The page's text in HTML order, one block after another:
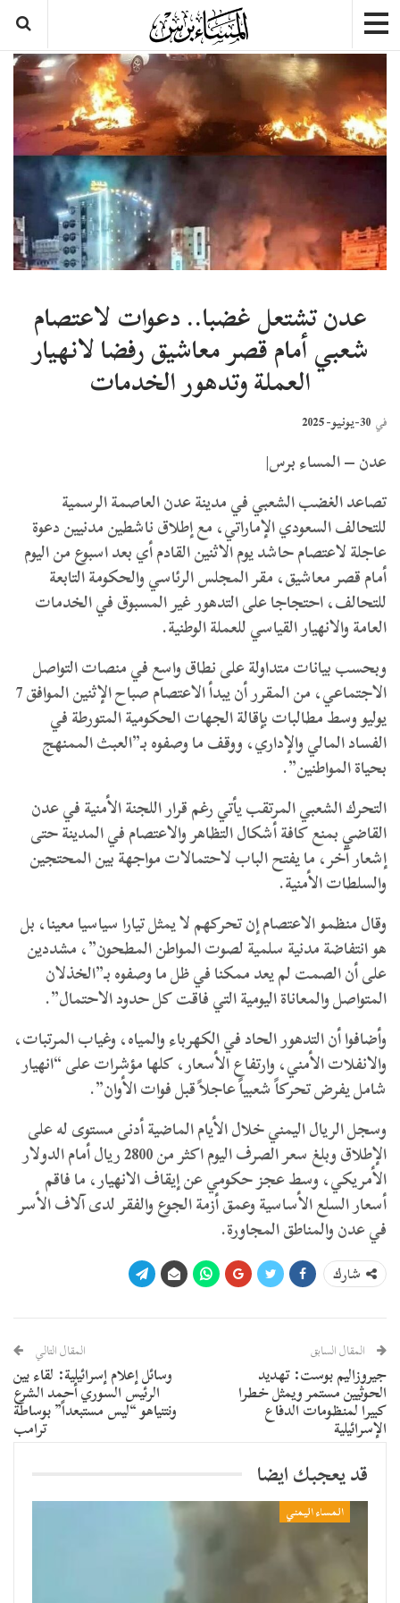
عدن تشتعل غضبا.. دعوات لاعتصام
شعبي أمام قصر معاشيق رفضا لانهيار
العملة وتدهور الخدمات
في 30-يونيو- 2025
عدن – المساء برس|
تصاعد الغضب الشعبي في مدينة عدن العاصمة الرسمية
للتحالف السعودي الإماراتي، مع إطلاق ناشطين مدنيين دعوة
عاجلة لاعتصام حاشد يوم الاثنين القادم أي بعد اسبوع من اليوم
أمام قصر معاشيق، مقر المجلس الرئاسي والحكومة التابعة
للتحالف، احتجاجا على التدهور غير المسبوق في الخدمات
العامة والانهيار القياسي للعملة الوطنية.
وبحسب بيانات متداولة على نطاق واسع في منصات التواصل
الاجتماعي، من المقرر أن يبدأ الاعتصام صباح الإثنين الموافق 7
يوليو وسط مطالبات بإقالة الجهات الحكومية المتورطة في
الفساد المالي والإداري، ووقف ما وصفوه بـ”العبث الممنهج
بحياة المواطنين”.
التحرك الشعبي المرتقب يأتي رغم قرار اللجنة الأمنية في عدن
القاضي بمنع كافة أشكال التظاهر والاعتصام في المدينة حتى
إشعار آخر، ما يفتح الباب لاحتمالات مواجهة بين المحتجين
والسلطات الأمنية.
وقال منظمو الاعتصام إن تحركهم لا يمثل تيارا سياسيا معينا، بل
هو انتفاضة مدنية سلمية لصوت المواطن المطحون”، مشددين
على أن الصمت لم يعد ممكنا في ظل ما وصفوه بـ”الخذلان
المتواصل والمعاناة اليومية التي فاقت كل حدود الاحتمال”.
وأضافوا أن التدهور الحاد في الكهرباء والمياه، وغياب المرتبات،
والانفلات الأمني، وارتفاع الأسعار، كلها مؤشرات على “انهيار
شامل يفرض تحركاً شعبياً عاجلاً قبل فوات الأوان”.
وسجل الريال اليمني خلال الأيام الماضية أدنى مستوى له على
الإطلاق وبلغ سعر الصرف اليوم اكثر من 2800 ريال أمام الدولار
الأمريكي، وسط عجز حكومي عن إيقاف الانهيار، ما فاقم
أسعار السلع الأساسية وعمق أزمة الجوع والفقر لدى آلاف الأسر
في عدن والمناطق المجاورة.
شارك
المقال السابق
جيروزاليم بوست: تهديد
الحوثيين مستمر ويمثل خطرا
كبيرا لمنظومات الدفاع
الإسرائيلية
المقال التالي
وسائل إعلام إسرائيلية: لقاء بين
الرئيس السوري أحمد الشرع
ونتنياهو “ليس مستبعداً” بوساطة
ترامب
قد يعجبك ايضا
المساء اليمني